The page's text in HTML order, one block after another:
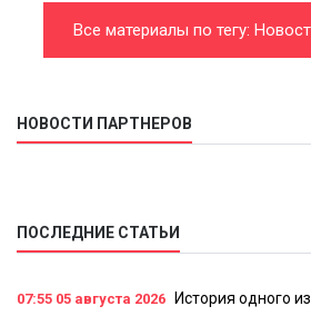
Все материалы по тегу:
НОВОСТИ ПАРТНЕРОВ
ПОСЛЕДНИЕ СТАТЬИ
07:55 05 августа 2026 История одного